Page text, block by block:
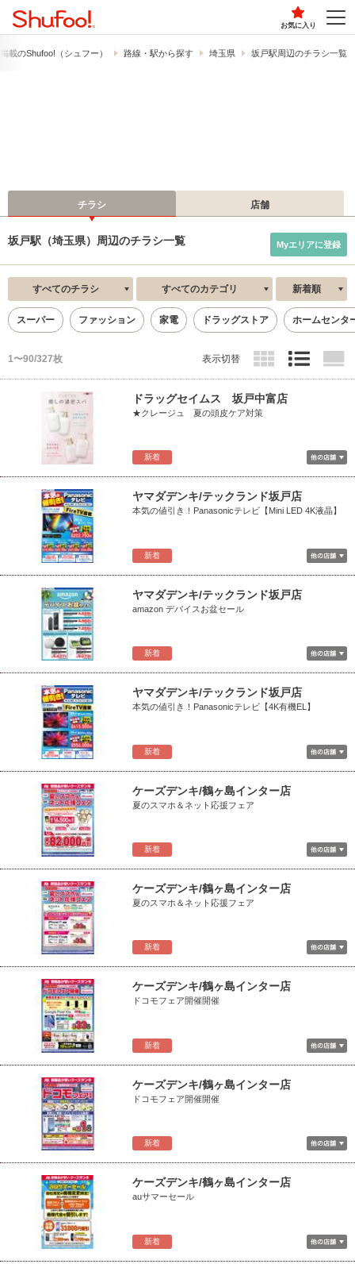
お気に入り
載の​Shufoo!​（シュフー） 路線・駅から探す 埼玉県 坂戸駅周辺のチラシ一覧
チラシ 店舗
坂戸駅（埼玉県）周辺のチラシ一覧 Myエリアに登録
すべてのチラシ すべてのカテゴリ 新着順
スーパー ファッション 家電 ドラッグストア ホームセンタ
1〜90/327枚 表示切替
新着
ドラッグセイムス 坂戸中富店
★クレージュ 夏の頭皮ケア対策
新着
ヤマダデンキ/テックランド坂戸店
本気の値引き！Panasonicテレビ【Mini LED 4K液晶】
新着
ヤマダデンキ/テックランド坂戸店
amazon デバイスお盆セール
新着
ヤマダデンキ/テックランド坂戸店
本気の値引き！Panasonicテレビ【4K有機EL】
新着
ケーズデンキ/鶴ヶ島インター店
夏のスマホ＆ネット応援フェア
新着
ケーズデンキ/鶴ヶ島インター店
夏のスマホ＆ネット応援フェア
新着
ケーズデンキ/鶴ヶ島インター店
ドコモフェア開催開催
新着
ケーズデンキ/鶴ヶ島インター店
ドコモフェア開催開催
新着
ケーズデンキ/鶴ヶ島インター店
auサマーセール